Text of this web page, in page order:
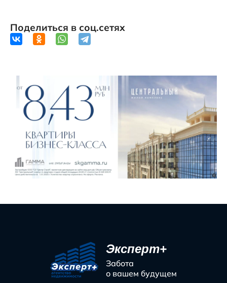
Поделиться в соц.сетях
Эксперт+
Забота
о вашем будущем